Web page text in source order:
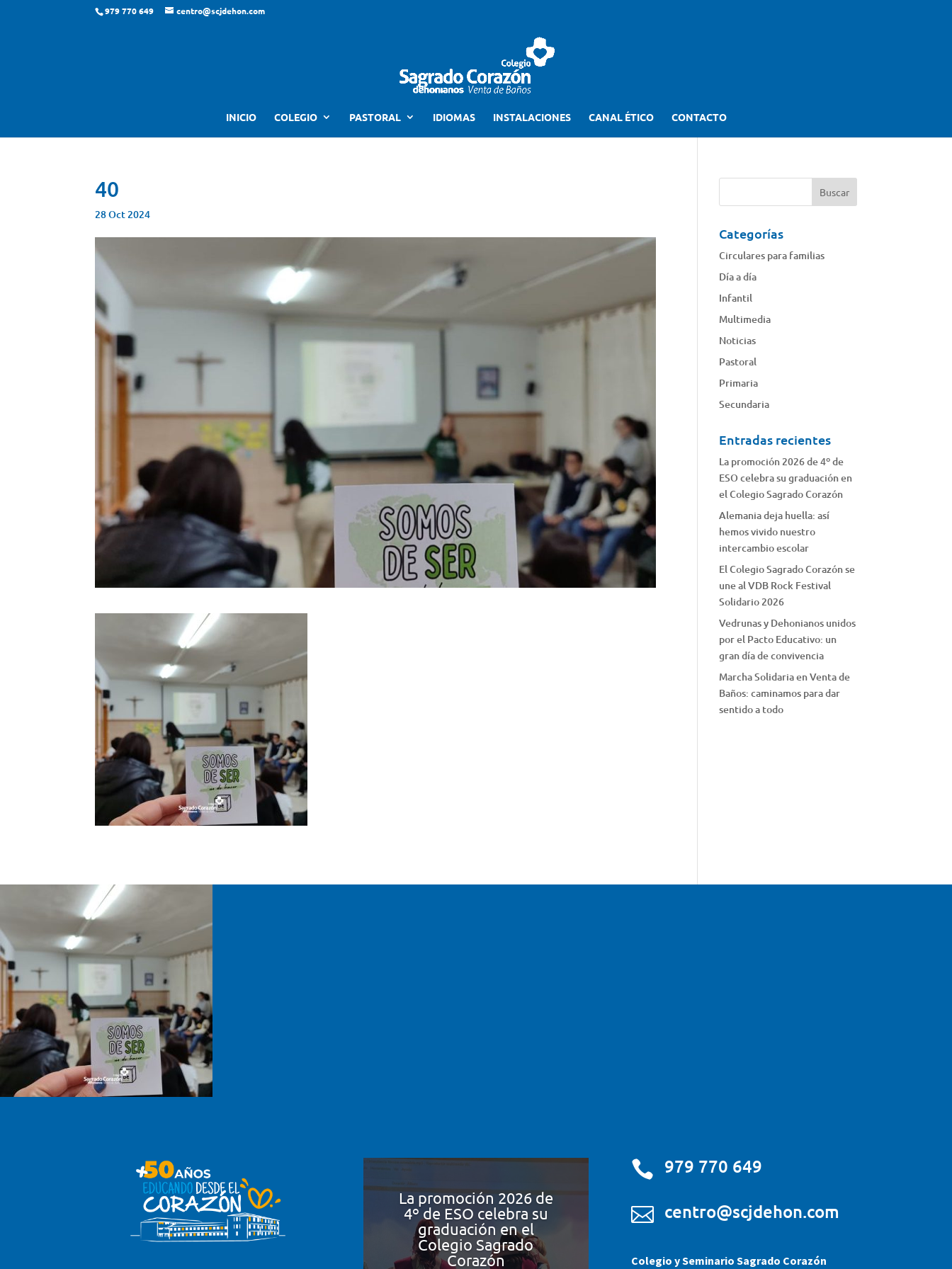
979 770 649 centro@scjdehon.com
INICIO COLEGIO PASTORAL IDIOMAS INSTALACIONES CANAL ÉTICO CONTACTO
40
28 Oct 2024
Categorías
Circulares para familias
Día a día
Infantil
Multimedia
Noticias
Pastoral
Primaria
Secundaria
Entradas recientes
La promoción 2026 de 4º de
ESO celebra su graduación en
el Colegio Sagrado Corazón
Alemania deja huella: así
hemos vivido nuestro
intercambio escolar
El Colegio Sagrado Corazón se
une al VDB Rock Festival
Solidario 2026
Vedrunas y Dehonianos unidos
por el Pacto Educativo: un
gran día de convivencia
Marcha Solidaria en Venta de
Baños: caminamos para dar
sentido a todo
La promoción 2026 de
4º de ESO celebra su
graduación en el
Colegio Sagrado
Corazón
 979 770 649
 centro@scjdehon.com
Colegio y Seminario Sagrado Corazón